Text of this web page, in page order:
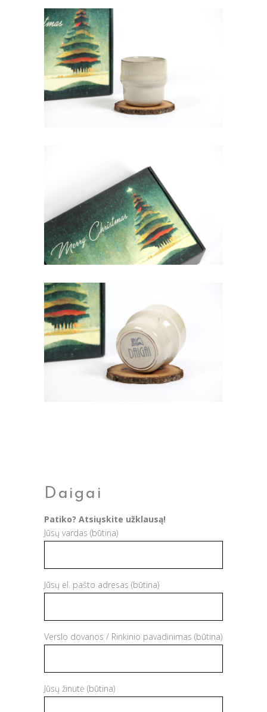
Daigai
Patiko? Atsiųskite užklausą!
Jūsų vardas (būtina)
Jūsų el. pašto adresas (būtina)
Verslo dovanos / Rinkinio pavadinimas (būtina)
Jūsų žinutė (būtina)